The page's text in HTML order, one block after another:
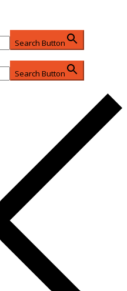
Search Button
Search Button